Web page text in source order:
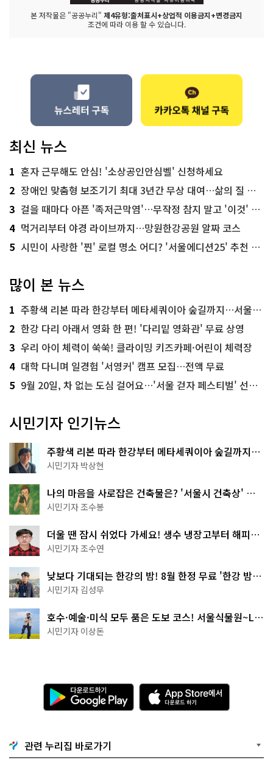
본 저작물은 "공공누리" 제4유형:출처표시+상업적 이용금지+변경금지
조건에 따라 이용 할 수 있습니다.
최신 뉴스
1 혼자 근무해도 안심! '소상공인안심벨' 신청하세요
2 장애인 맞춤형 보조기기 최대 3년간 무상 대여…삶의 질 높인다
3 걸을 때마다 아픈 '족저근막염'…무작정 참지 말고 '이것' 해보세요!
4 먹거리부터 야경 라이브까지…망원한강공원 알짜 코스
5 시민이 사랑한 '찐' 로컬 명소 어디? '서울에디션25' 추천 코스
많이 본 뉴스
1 주황색 리본 따라 한강부터 메타세쿼이아 숲길까지…서울둘레길 15코스
2 한강 다리 아래서 영화 한 편! '다리밑 영화관' 무료 상영
3 우리 아이 체력이 쑥쑥! 클라이밍 키즈카페·어린이 체력장
4 대학 다니며 일경험 '서영커' 캠프 모집…전액 무료
5 9월 20일, 차 없는 도심 걸어요…'서울 걷자 페스티벌' 선착순 5천명
시민기자 인기뉴스
주황색 리본 따라 한강부터 메타세쿼이아 숲길까지…
서울둘레길 15코스
시민기자 박상현
나의 마음을 사로잡은 건축물은? '서울시 건축상' 수
상작 공개!
시민기자 조수봉
더울 땐 잠시 쉬었다 가세요! 생수 냉장고부터 해피소
·무더위쉼터까지
시민기자 조수연
낮보다 기대되는 한강의 밤! 8월 한정 무료 '한강 밤
핑' 예약은?
시민기자 김성무
호수·예술·미식 모두 품은 도보 코스! 서울식물원~LG
아트센터~마곡테라스거리
시민기자 이상돈
다
운
로
기
G
o
A
p
p
e
관련 누리집 바로가기